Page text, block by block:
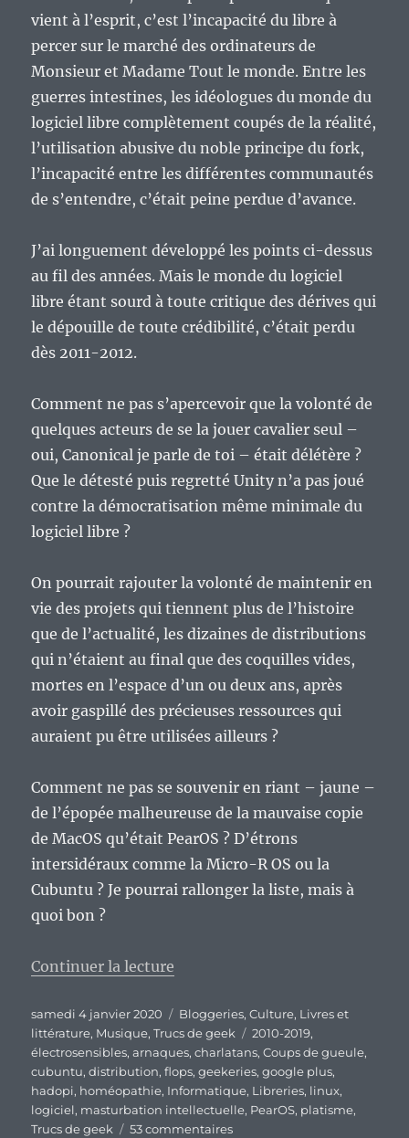
vient à l’esprit, c’est l’incapacité du libre à
percer sur le marché des ordinateurs de
Monsieur et Madame Tout le monde. Entre les
guerres intestines, les idéologues du monde du
logiciel libre complètement coupés de la réalité,
l’utilisation abusive du noble principe du fork,
l’incapacité entre les différentes communautés
de s’entendre, c’était peine perdue d’avance.
J’ai longuement développé les points ci-dessus
au fil des années. Mais le monde du logiciel
libre étant sourd à toute critique des dérives qui
le dépouille de toute crédibilité, c’était perdu
dès 2011-2012.
Comment ne pas s’apercevoir que la volonté de
quelques acteurs de se la jouer cavalier seul –
oui, Canonical je parle de toi – était délétère ?
Que le détesté puis regretté Unity n’a pas joué
contre la démocratisation même minimale du
logiciel libre ?
On pourrait rajouter la volonté de maintenir en
vie des projets qui tiennent plus de l’histoire
que de l’actualité, les dizaines de distributions
qui n’étaient au final que des coquilles vides,
mortes en l’espace d’un ou deux ans, après
avoir gaspillé des précieuses ressources qui
auraient pu être utilisées ailleurs ?
Comment ne pas se souvenir en riant – jaune –
de l’épopée malheureuse de la mauvaise copie
de MacOS qu’était PearOS ? D’étrons
intersidéraux comme la Micro-R OS ou la
Cubuntu ? Je pourrai rallonger la liste, mais à
quoi bon ?
Continuer la lecture
Publié
le
samedi 4 janvier 2020 Catégories
Bloggeries,Culture, Livres et
littérature, Musique,Trucs de geek Étiquettes
2010-2019,
électrosensibles,arnaques,charlatans,Coups de gueule,
cubuntu,distribution,flops,geekeries,google plus,
hadopi, homéopathie, Informatique, Libreries, linux,
logiciel, masturbation intellectuelle, PearOS, platisme,
Trucs de geek
53 commentairessur